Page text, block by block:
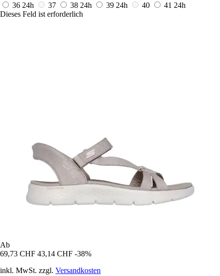
36 24h 37 38 24h 39 24h 40 41 24h
Dieses Feld ist erforderlich
Ab
69,73 CHF 43,14 CHF -38%
inkl. MwSt. zzgl. Versandkosten